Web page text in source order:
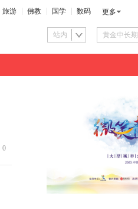
旅游 佛教 国学 数码 更多
站内
0